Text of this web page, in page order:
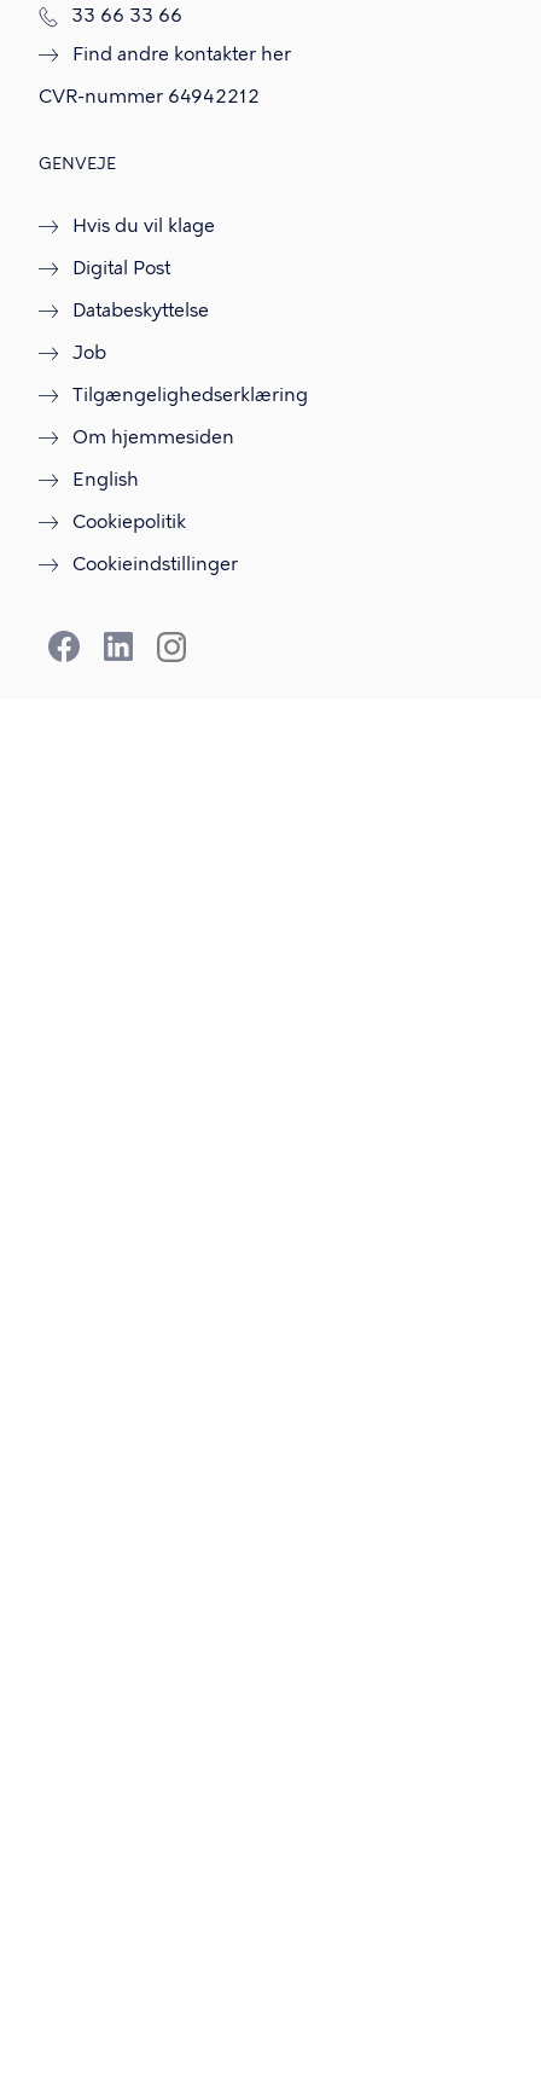
T
f
33 66 33 66
Find andre kontakter her
CVR-nummer 64942212
GENVEJE
Hvis du vil klage
Digital Post
Databeskyttelse
Job
Tilgængelighedserklæring
Om hjemmesiden
English
Cookiepolitik
Cookieindstillinger